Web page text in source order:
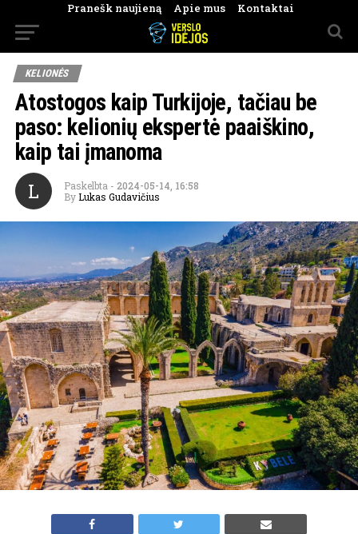
Pranešk naujieną Apie mus Kontaktai
KELIONĖS
Atostogos kaip Turkijoje, tačiau be
paso: kelionių ekspertė paaiškino,
kaip tai įmanoma
L Paskelbta - 2024-05-14, 16:58
By Lukas Gudavičius